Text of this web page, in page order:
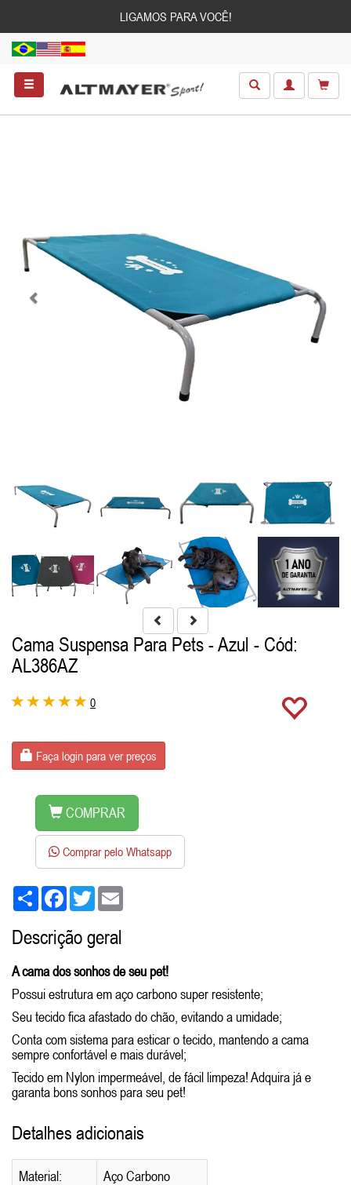
LIGAMOS PARA VOCÊ!
Cama Suspensa Para Pets - Azul - Cód:
AL386AZ
0
Faça login para ver preços
COMPRAR
Comprar pelo Whatsapp
Share FacebookTwitter
Descrição geral
A cama dos sonhos de seu pet!
Possui estrutura em aço carbono super resistente;
Seu tecido fica afastado do chão, evitando a umidade;
Conta com sistema para esticar o tecido, mantendo a cama
sempre confortável e mais durável;
Tecido em Nylon impermeável, de fácil limpeza! Adquira já e
garanta bons sonhos para seu pet!
Detalhes adicionais
Material:
Aço Carbono